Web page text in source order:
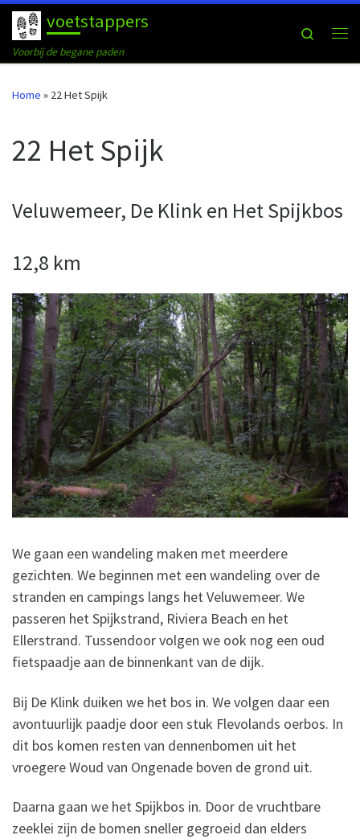
Ga naar inhoud
voetstappers
Voorbij de begane paden
Search
Home » 22 Het Spijk
22 Het Spijk
Veluwemeer, De Klink en Het Spijkbos
12,8 km
We gaan een wandeling maken met meerdere
gezichten. We beginnen met een wandeling over de
stranden en campings langs het Veluwemeer. We
passeren het Spijkstrand, Riviera Beach en het
Ellerstrand. Tussendoor volgen we ook nog een oud
fietspaadje aan de binnenkant van de dijk.
Bij De Klink duiken we het bos in. We volgen daar een
avontuurlijk paadje door een stuk Flevolands oerbos. In
dit bos komen resten van dennenbomen uit het
vroegere Woud van Ongenade boven de grond uit.
Daarna gaan we het Spijkbos in. Door de vruchtbare
zeeklei zijn de bomen sneller gegroeid dan elders